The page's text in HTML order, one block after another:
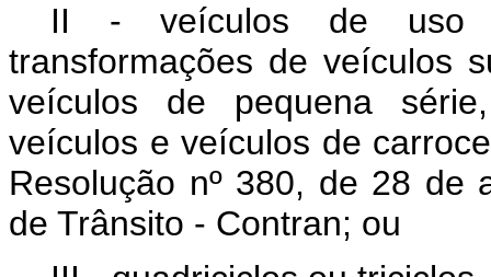
II - veículos de uso
transformações de veículos
veículos de pequena
veículos e veículos de
Resolução nº 380, de 28 de
de Trânsito - Contran; ou